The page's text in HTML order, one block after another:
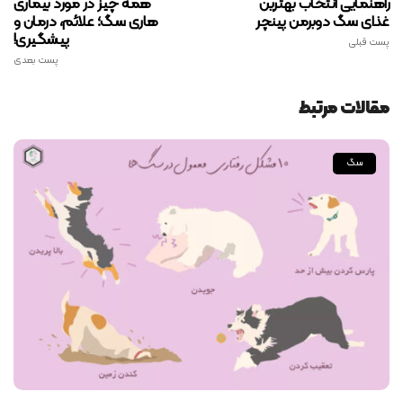
همه چیز در مورد بیماری
هاری سگ؛ علائم، درمان و
پیشگیری!
پست بعدی
راهنمایی انتخاب بهترین
غذای سگ دوبرمن پینچر
پست قبلی
مقالات مرتبط
سگ